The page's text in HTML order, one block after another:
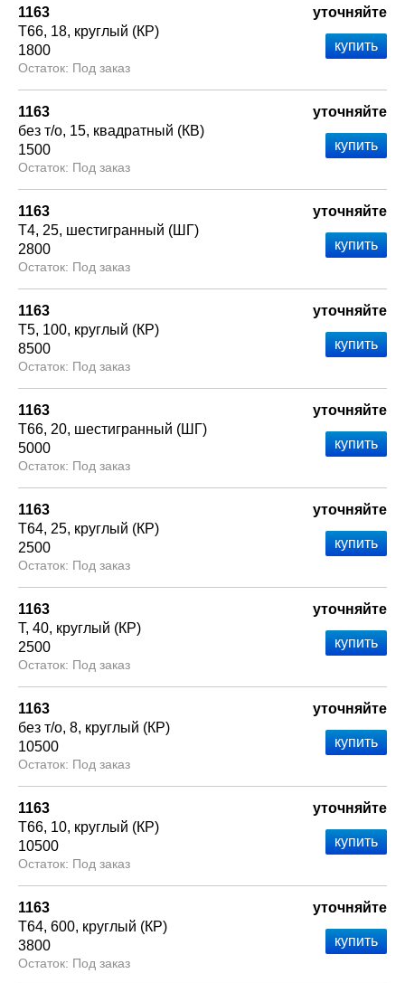
1163
Т66 18 круглый (КР)
1800
Под заказ
уточняйте
1163
без т/о 15 квадратный (КВ)
1500
Под заказ
уточняйте
1163
Т4 25 шестигранный (ШГ)
2800
Под заказ
уточняйте
1163
Т5 100 круглый (КР)
8500
Под заказ
уточняйте
1163
Т66 20 шестигранный (ШГ)
5000
Под заказ
уточняйте
1163
Т64 25 круглый (КР)
2500
Под заказ
уточняйте
1163
Т 40 круглый (КР)
2500
Под заказ
уточняйте
1163
без т/о 8 круглый (КР)
10500
Под заказ
уточняйте
1163
Т66 10 круглый (КР)
10500
Под заказ
уточняйте
1163
Т64 600 круглый (КР)
3800
Под заказ
уточняйте